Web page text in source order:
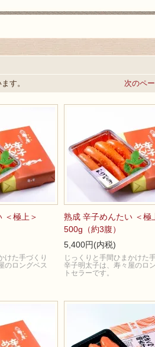
す。 次のペ
＜極上＞
けた手づくり
のロングベス
熟成 辛子めんたい ＜極
500g（約3腹）
5,400円(内税)
じっくりと手間ひまかけた
辛子明太子は、寿々屋のロ
トセラーです。